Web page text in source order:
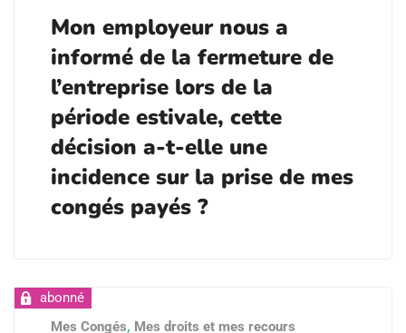
Mon employeur nous a
informé de la fermeture de
l’entreprise lors de la
période estivale, cette
décision a-t-elle une
incidence sur la prise de mes
congés payés ?
Mes Congés, Mes droits et mes recours